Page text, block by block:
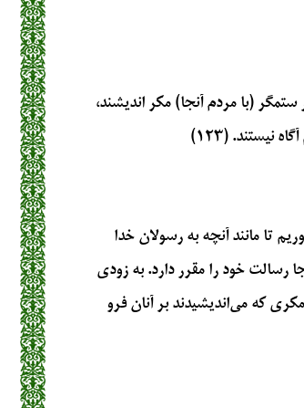
(با مردم آنجا) مکر اندیشند،
نیستند. (۱۲۳)
تا مانند آنچه به رسولان خدا
رسالت خود را مقرر دارد. به زودی
که می‌اندیشیدند بر آنان فرو